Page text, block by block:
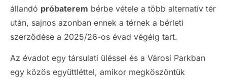
állandó próbaterem bérbe vétele a több alternatív tér
után, sajnos azonban ennek a térnek a bérleti
szerződése a 2025/26-os évad végéig tart.
Az évadot egy társulati üléssel és a Városi Parkban
egy közös együttléttel, amikor megköszöntük